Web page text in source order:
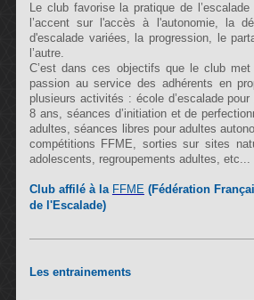
Le club favorise la pratique de
l’accent sur l'accès à l'autonomie, la
d'escalade variées, la progression, le
l’autre.
C’est dans ces objectifs que le club
passion au service des adhérents en
plusieurs activités : école d’escalade
8 ans, séances d’initiation et de
adultes, séances libres pour adultes
compétitions FFME, sorties sur sites
adolescents, regroupements adultes, etc...
Club affilé à la FFME (Fédération
de l'Escalade)
Les entrainements